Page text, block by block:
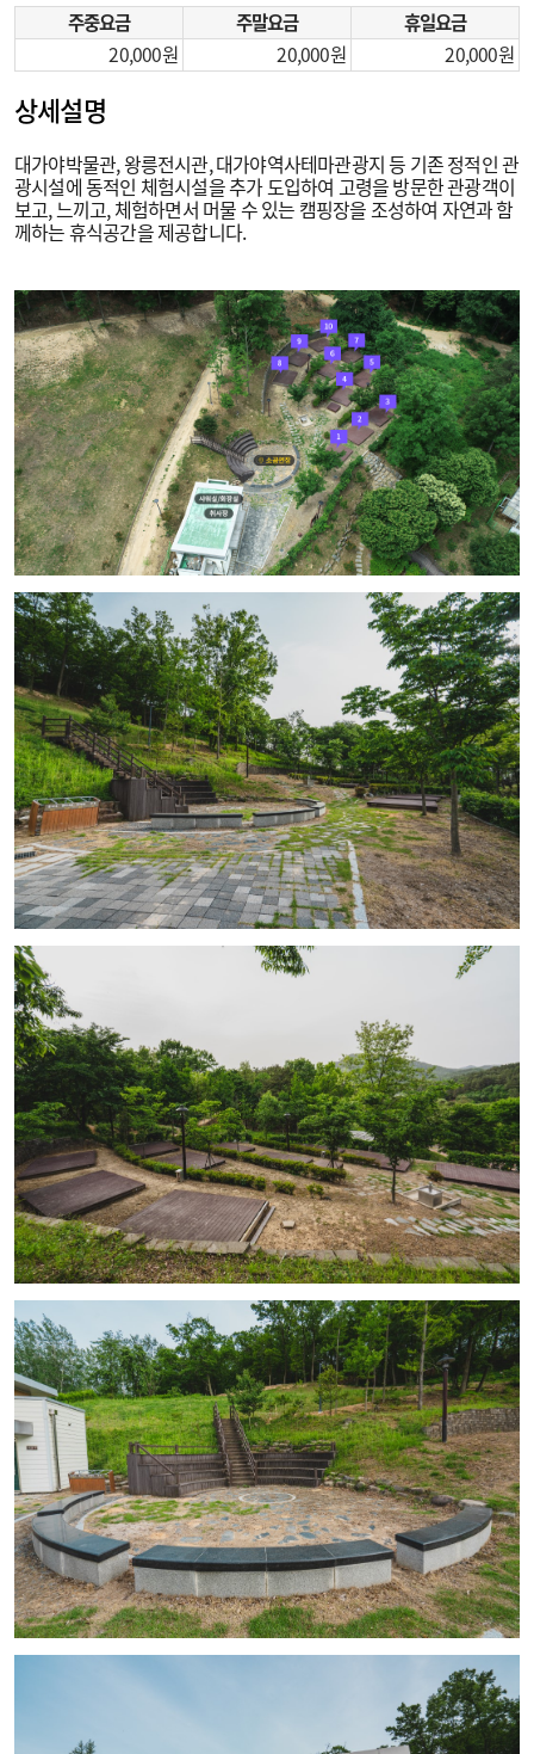
주중요금 주말요금
휴일요금
20,000
20,000 20,000
상세설명
대가야박물관, 왕릉전시관, 대가야역사테마관광지 등 기존 정적인 관
광시설에 동적인 체험시설을 추가 도입하여 고령을 방문한 관광객이
보고, 느끼고, 체험하면서 머물 수 있는 캠핑장을 조성하여 자연과 함
께하는 휴식공간을 제공합니다.